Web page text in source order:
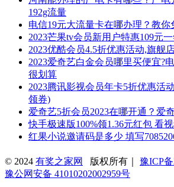
192g流量
电信19元大流量卡在哪办理？教
2023芒果tv会员新用户特惠109元
2023优酷会员4.5折优惠活动,旗舰
2023爱奇艺白金会员哪里买便宜?
很划算
2023腾讯影视会员年卡5折优惠活
领券)
爱奇艺5折会员2023在哪开通？爱
快手极速版100%领1.36元红包 看
红果小说邀请码是多少 填写
© 2024 有奖之家网 版权所有｜ 豫ICP
豫公网安备 41010202002959号